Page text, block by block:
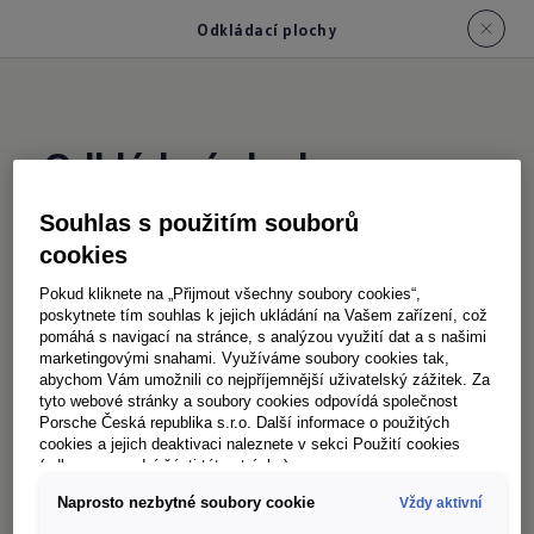
Odkládací plochy
Odkládací plochy
Ušetřete si zdlouhavé hledání v hektickém
každodenním provozu: díky promyšlenému
systému odkládacích míst máte vše důležité
vždy po ruce. Na přání dodávaná sedadla
ergoComfort1a volitelné loketní opěrky pro
řidiče i spolujezdce zpříjemní i dlouhé cesty a
promění je ve skutečně pohodlnou jízdu. Sklopné
novým zadním panelem, který slouží jako
Souhlas s použitím souborů
cookies
Pokud kliknete na „Přijmout všechny soubory cookies“,
poskytnete tím souhlas k jejich ukládání na Vašem zařízení, což
pomáhá s navigací na stránce, s analýzou využití dat a s našimi
marketingovými snahami. Využíváme soubory cookies tak,
abychom Vám umožnili co nejpříjemnější uživatelský zážitek. Za
tyto webové stránky a soubory cookies odpovídá společnost
Porsche Česká republika s.r.o. Další informace o použitých
cookies a jejich deaktivaci naleznete v sekci Použití cookies
(odkaz ve spodní části této stránky).
Naprosto nezbytné soubory cookie Vždy aktivní